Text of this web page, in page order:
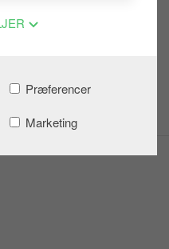
Præferencer
Marketing